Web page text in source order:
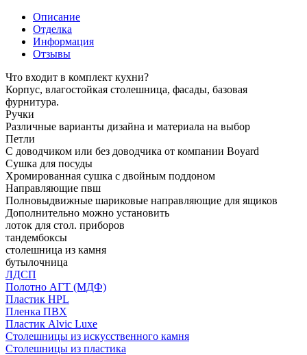
Описание
Отделка
Информация
Отзывы
Что входит в комплект кухни?
Корпус, влагостойкая столешница, фасады, базовая
фурнитура.
Ручки
Различные варианты дизайна и материала на выбор
Петли
С доводчиком или без доводчика от компании Boyard
Сушка для посуды
Хромированная сушка с двойным поддоном
Направляющие пвш
Полновыдвижные шариковые направляющие для ящиков
Дополнительно можно установить
лоток для стол. приборов
тандембоксы
столешница из камня
бутылочница
ЛДСП
Полотно АГТ (МДФ)
Пластик HPL
Пленка ПВХ
Пластик Alvic Luxe
Столешницы из искусственного камня
Столешницы из пластика